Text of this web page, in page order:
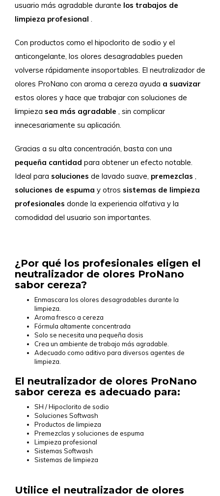
usuario más agradable durante los trabajos de
limpieza profesional .
Con productos como el hipoclorito de sodio y el
anticongelante, los olores desagradables pueden
volverse rápidamente insoportables. El neutralizador de
olores ProNano con aroma a cereza ayuda a suavizar
estos olores y hace que trabajar con soluciones de
limpieza sea más agradable , sin complicar
innecesariamente su aplicación.
Gracias a su alta concentración, basta con una
pequeña cantidad para obtener un efecto notable.
Ideal para soluciones de lavado suave, premezclas ,
soluciones de espuma y otros sistemas de limpieza
profesionales donde la experiencia olfativa y la
comodidad del usuario son importantes.
¿Por qué los profesionales eligen el
neutralizador de olores ProNano
sabor cereza?
Enmascara los olores desagradables durante la
limpieza.
Aroma fresco a cereza
Fórmula altamente concentrada
Solo se necesita una pequeña dosis
Crea un ambiente de trabajo más agradable.
Adecuado como aditivo para diversos agentes de
limpieza.
El neutralizador de olores ProNano
sabor cereza es adecuado para:
SH / Hipoclorito de sodio
Soluciones Softwash
Productos de limpieza
Premezclas y soluciones de espuma
Limpieza profesional
Sistemas Softwash
Sistemas de limpieza
Utilice el neutralizador de olores